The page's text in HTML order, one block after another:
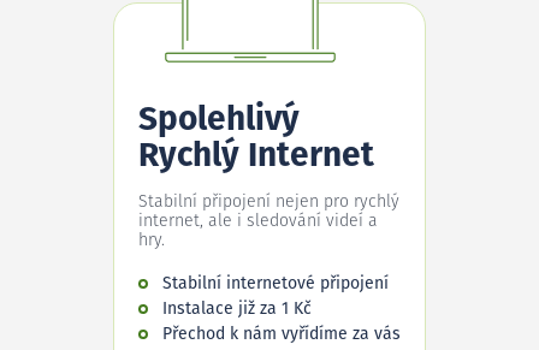
Spolehlivý
Rychlý Internet
Stabilní připojení nejen pro rychlý
internet, ale i sledování videí a
hry.
Stabilní internetové připojení
Instalace již za 1 Kč
Přechod k nám vyřídíme za vás